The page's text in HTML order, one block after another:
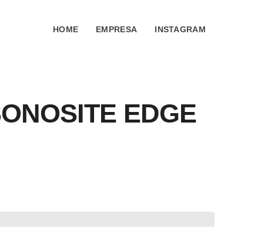
HOME EMPRESA INSTAGRAM
EDGE